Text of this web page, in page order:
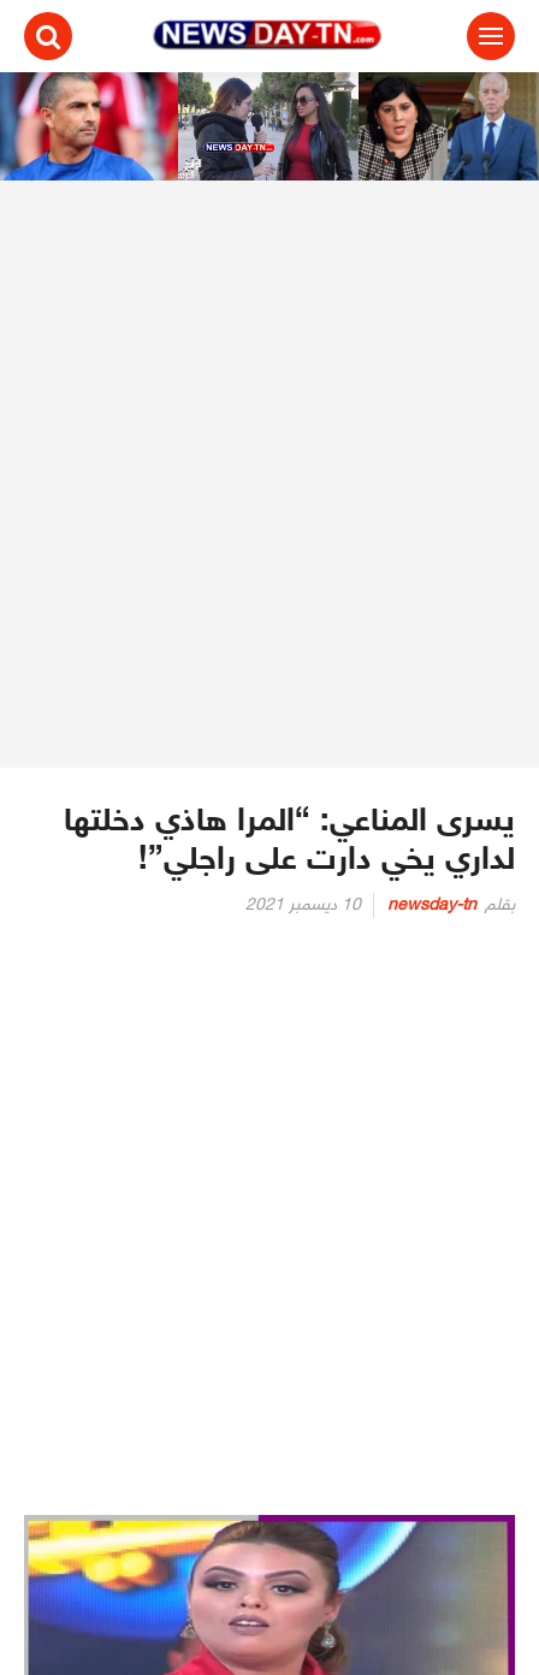
يسرى المناعي: “المرا هاذي دخلتها
لداري يخي دارت على راجلي”!
بقلم newsday-tn
Posted
10 ديسمبر 2021